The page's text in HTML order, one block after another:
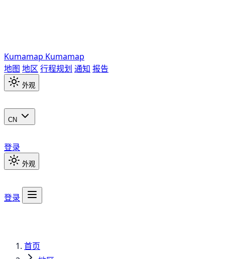
Kumamap Kumamap
地图 地区 行程规划 通知 报告
外观
CN
登录
外观
登录
首页